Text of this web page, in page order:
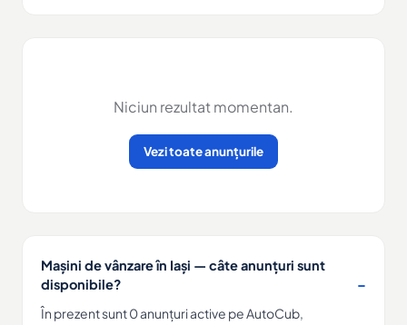
Niciun rezultat momentan.
Vezi toate anunțurile
Mașini de vânzare în Iași — câte anunțuri sunt
disponibile?
În prezent sunt 0 anunțuri active pe AutoCub,